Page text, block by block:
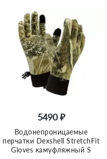
5490 ₽
Водонепроницаемые
перчатки Dexshell StretchFit
Gloves камуфляжный S